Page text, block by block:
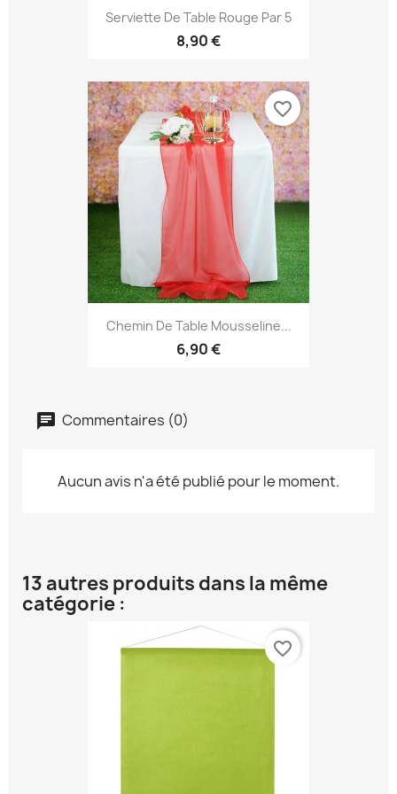
Serviette De Table Rouge Par 5
8,90 €
Chemin De Table Mousseline...
6,90 €
favorite_border
Commentaires (0)
Aucun avis n'a été publié pour le moment.
13 autres produits dans la même
catégorie :
favorite_border